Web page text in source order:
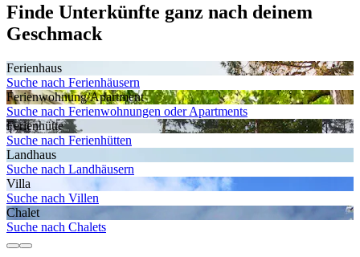
Finde Unterkünfte ganz nach deinem
Geschmack
Ferienhaus
Suche nach Ferienhäusern
Ferienwohnung/Apartment
Suche nach Ferienwohnungen oder Apartments
Ferienhütte
Suche nach Ferienhütten
Landhaus
Suche nach Landhäusern
Villa
Suche nach Villen
Chalet
Suche nach Chalets